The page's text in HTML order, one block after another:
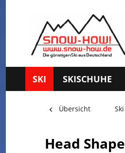
SKI SKISCHUHE
Übersicht Ski
Head